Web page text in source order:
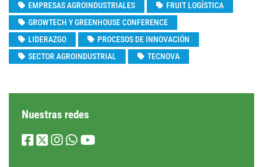
EMPRESAS AGROINDUSTRIALES
FRUIT LOGÍSTICA
GROWTECH Y GREENHOUSE CONFERENCE
LIDERAZGO
PROCESOS DE INNOVACIÓN
SECTOR AGROINDUSTRIAL
TECNOVA
Nuestras redes